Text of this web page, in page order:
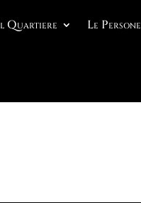
Quartiere Le Persone